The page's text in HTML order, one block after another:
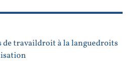
de travaildroit à la languedroits